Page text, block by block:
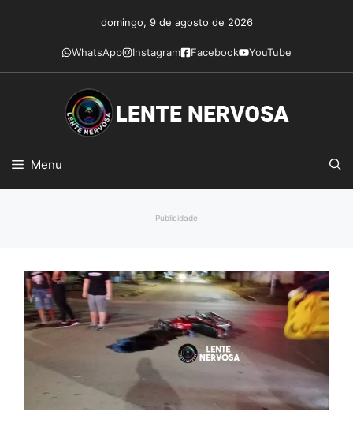
conteúdo
domingo, 9 de agosto de 2026
WhatsApp Instagram Facebook YouTube
Menu
Publicidade